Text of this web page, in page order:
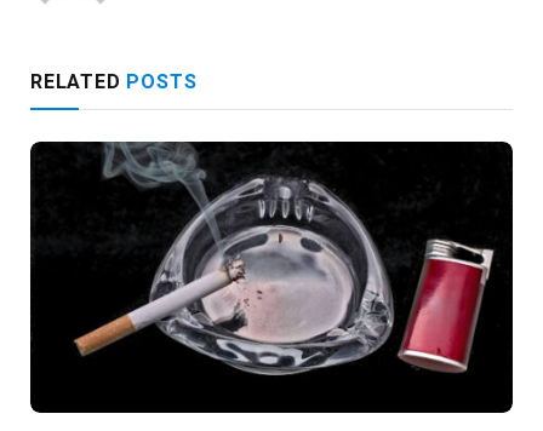
RELATED POSTS